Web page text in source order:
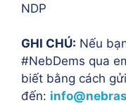
NDP
GHI CHÚ: Nếu
#NebDems qua
biết bằng cách
đến: